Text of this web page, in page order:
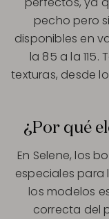
pecho pero
disponibles en
la 85 a la
texturas, desde
¿Por qué
En Selene, los
especiales para
los modelos
correcta del